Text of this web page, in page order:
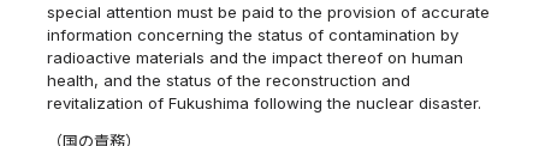
special attention must be paid to the provision of accurate
information concerning the status of contamination by
radioactive materials and the impact thereof on human
health, and the status of the reconstruction and
revitalization of Fukushima following the nuclear disaster.
（国の責務）